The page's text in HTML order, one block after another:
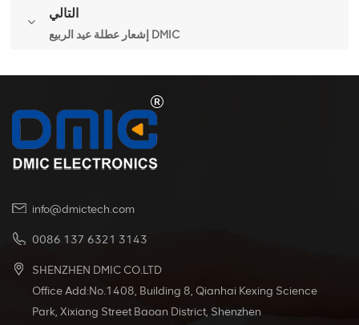
التالي
إشعار عطلة عيد الربيع DMIC
info@dmictech.com
0086 137 6321 3143
SHENZHEN DMIC CO.LTD
Office Add:No.1408, Building 8, Qianhai Kexing Science
Park, Xixiang Street Baoan District, Shenzhen